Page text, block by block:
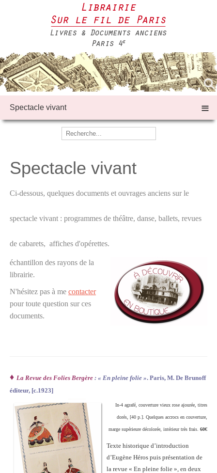
Spectacle vivant ≡
Spectacle vivant
Ci-dessous, quelques documents et ouvrages anciens sur le
spectacle vivant : programmes de théâtre, danse, ballets, revues
de cabarets, affiches d'opérettes.
échantillon des rayons de la
librairie.
N'hésitez pas à me contacter
pour toute question sur ces
documents.
♦ La Revue des Folies Bergère : « En pleine folie ». Paris, M. De Brunoff
éditeur, [c.1923]
In-4 agrafé, couverture vieux rose ajourée, titres
dorés, [40 p.]. Quelques accrocs en couverture,
marge supérieure décolorée, intérieur très frais. 60€
Texte historique d’introduction
d’Eugène Héros puis présentation de
la revue « En pleine folie », en deux